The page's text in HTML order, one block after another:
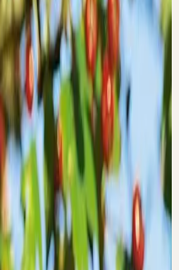
für das Alter ein eigenes
ohne zu überhitzen.
ohne zu treiben. Es ist
Alter versteht sie oft
mit Würde begegnet.
das Alter nicht als